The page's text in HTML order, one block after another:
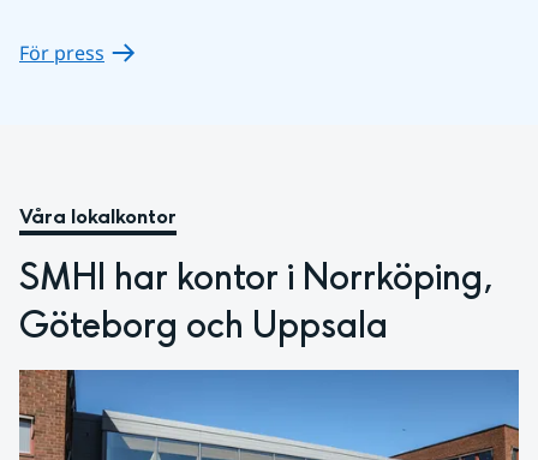
För press
Våra lokalkontor
SMHI har kontor i Norrköping,
Göteborg och Uppsala